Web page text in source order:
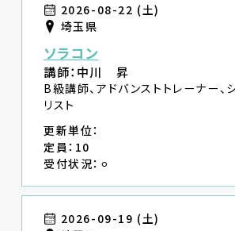
2026-08-22 (土)
埼玉県
ソラコン
講師：中川 昇
B級講師、アドバンストトレーナー、
リスト
更新単位：
定員：10
受付状況：⚪︎
2026-09-19 (土)